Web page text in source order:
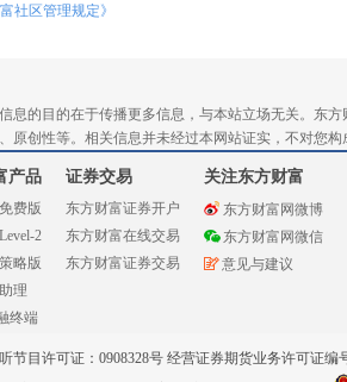
社区管理规定》
息的目的在于传播更多信息，与本站立场无关。东
原创性等。相关信息并未经过本网站证实，不对您
产品
费版
2
略版
理
终端
证券交易
东方财富证券开户
东方财富在线交易
东方财富证券交易
关注东方财富
东方财富网微博
东方财富网微信
意见与建议
节目许可证：0908328号 经营证券期货业务许可证编